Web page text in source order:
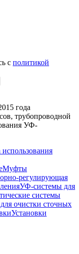
с политикой
года
трубопроводной
УФ-
Муфты
регулирующая
УФ-системы для
системы
очистки сточных
Установки